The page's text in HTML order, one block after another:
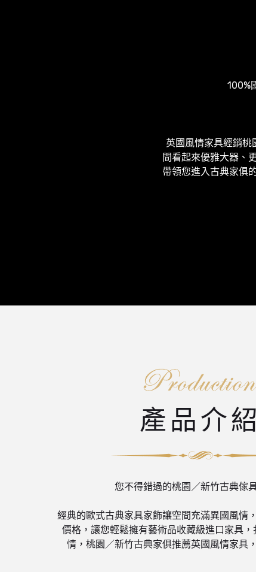
100%
英國風情家具經銷桃
間看起來優雅大器、
帶領您進入古典家俱
產品介紹
您不得錯過的桃園／新竹古典傢
經典的歐式古典家具家飾讓空間充滿異國風情
價格，讓您輕鬆擁有藝術品收藏級進口家具
情，桃園／新竹古典家俱推薦英國風情家具